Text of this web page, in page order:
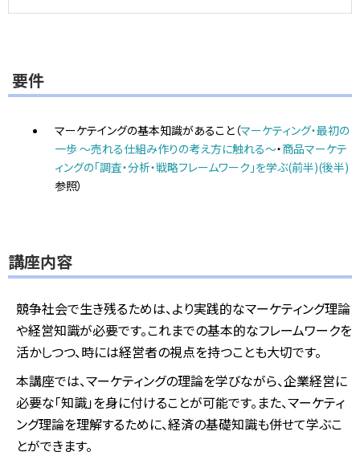
要件
マーケテイングの基本知識があること（マーケティング・最初の
一歩 ～売れる仕組み作りの考え方に触れる～・商品マーケテ
ィングの「調査・分析・戦略フレームワーク」を学ぶ(前半)(後半)
参照）
講座内容
競争社会で生き残るためは、より実践的なマーケティング理論
や経営知識が必要です。これまでの基本的なフレームワークを
活かしつつ、時には経営者の視点を持つことも大切です。
本講座では、マーケティングの理論を学びながら、企業経営に
必要な「知識」を身に付けることが可能です。また、マーケティ
ング理論を理解するために、経済の基礎知識も併せて学ぶこ
とができます。